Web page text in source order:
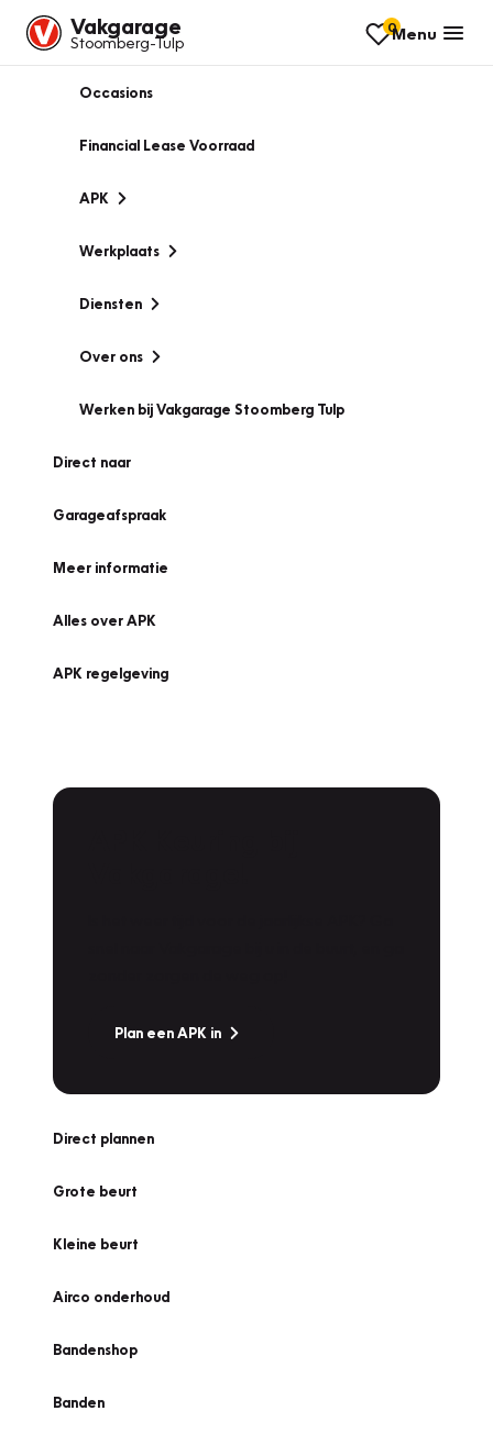
Vakgarage
Stoomberg-Tulp
0Menu
Occasions
Financial Lease Voorraad
APK
Werkplaats
Diensten
Over ons
Werken bij Vakgarage Stoomberg Tulp
Direct naar
Garageafspraak
Meer informatie
Alles over APK
APK regelgeving
Plan een APK in
Direct plannen
Grote beurt
Kleine beurt
Airco onderhoud
Bandenshop
Banden